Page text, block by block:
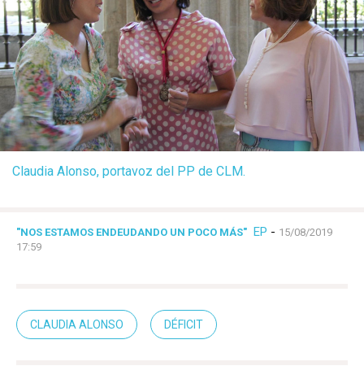
Claudia Alonso, portavoz del PP de CLM.
"NOS ESTAMOS ENDEUDANDO UN POCO MÁS" EP - 15/08/2019
17:59
CLAUDIA ALONSO DÉFICIT